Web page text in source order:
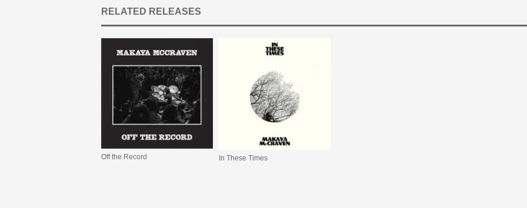
RELATED RELEASES
Off the Record In These Times